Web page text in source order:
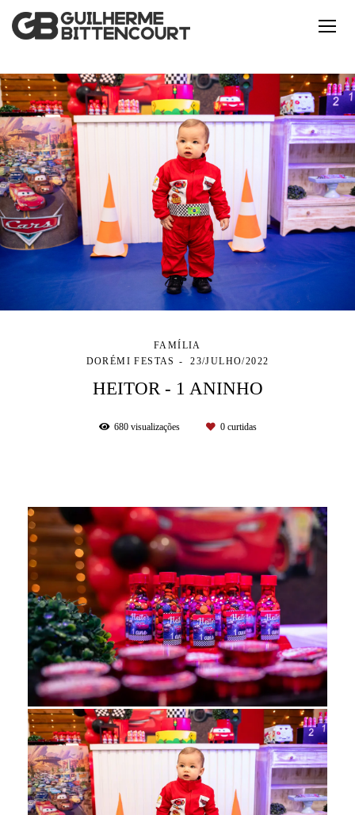
FAMÍLIA
DORÉMI FESTAS
23/JULHO/2022
HEITOR - 1 ANINHO
680visualizações 0curtidas